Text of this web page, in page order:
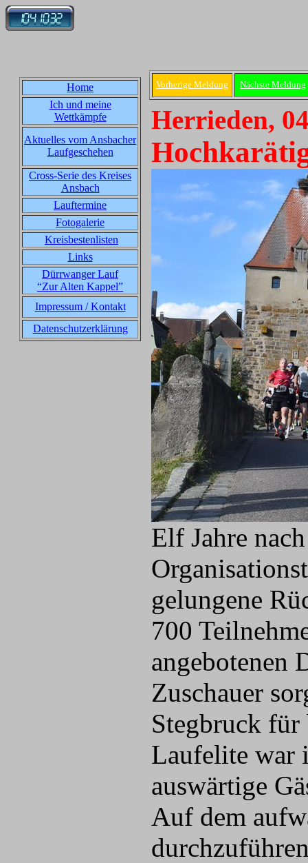
Home
Ich und meine
Wettkämpfe
Aktuelles vom Ansbacher
Laufgeschehen
Cross-Serie des Kreises
Ansbach
Lauftermine
Fotogalerie
Kreisbestenlisten
Links
Dürrwanger Lauf
“Zur Alten Kappel”
Impressum / Kontakt
Datenschutzerklärung
Vorherige Meldung Nächste Meldung
Herrieden,
Elf Jahre
gelungene
700
angebotenen
Zuschauer
Stegbruck für
Laufelite war
auswärtige
Auf dem